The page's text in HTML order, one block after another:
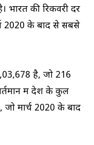
भारत की रिकवरी दर
2020 के बाद से सबसे
है, जो 216
में देश के कुल
जो मार्च 2020 के बाद